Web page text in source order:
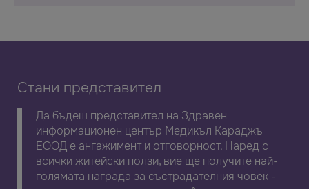
Стани представител
Да бъдеш представител на Здравен
информационен център Медикъл Караджъ
ЕООД е ангажимент и отговорност. Наред с
всички житейски ползи, вие ще получите най-
голямата награда за състрадателния човек -